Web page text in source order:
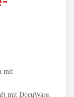
mit
mit DocuWare.